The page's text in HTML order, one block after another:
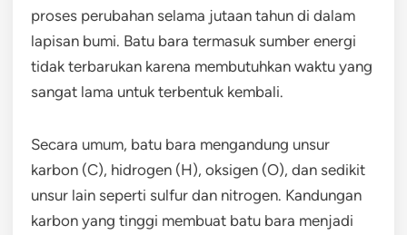
proses perubahan selama jutaan tahun di dalam
lapisan bumi. Batu bara termasuk sumber energi
tidak terbarukan karena membutuhkan waktu yang
sangat lama untuk terbentuk kembali.
Secara umum, batu bara mengandung unsur
karbon (C), hidrogen (H), oksigen (O), dan sedikit
unsur lain seperti sulfur dan nitrogen. Kandungan
karbon yang tinggi membuat batu bara menjadi